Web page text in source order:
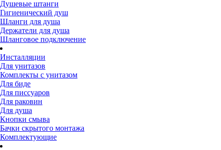
Душевые штанги
Гигиенический душ
Шланги для душа
Держатели для душа
Шланговое подключение
Инсталляции
Для унитазов
Комплекты с унитазом
Для биде
Для писсуаров
Для раковин
Для душа
Кнопки смыва
Бачки скрытого монтажа
Комплектующие